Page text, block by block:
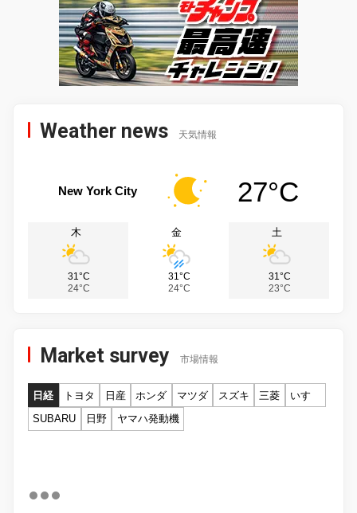
Weather news 天気情報
New York City 27°C
木
31°C
24°C
金
31°C
24°C
土
31°C
23°C
Market survey 市場情報
日経 トヨタ 日産 ホンダ マツダ スズキ 三菱
いすゞ
SUBARU
日野 ヤマハ発動機